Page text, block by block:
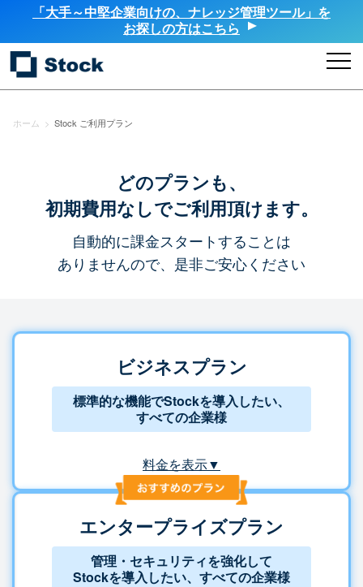
「大手～中堅企業向けの、ナレッジ管理ツール」を
お探しの方はこちら
ホーム > Stock ご利用プラン
どのプランも、
初期費用なしでご利用頂けます。
自動的に課金スタートすることは
ありませんので、是非ご安心ください
ビジネスプラン
標準的な機能でStockを導入したい、
すべての企業様
料金を表示▼
エンタープライズプラン
管理・セキュリティを強化して
Stockを導入したい、すべての企業様